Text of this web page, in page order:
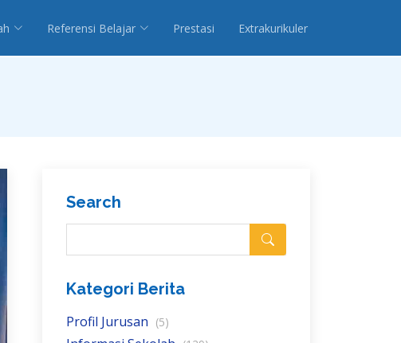
Referensi Belajar Prestasi Extrakurikuler
Search
Kategori Berita
Profil Jurusan (5)